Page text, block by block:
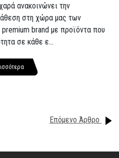
ανακοινώνει την
στη χώρα μας των
brand με προϊόντα που
σε κάθε ε...
Επόμενο Άρθρο